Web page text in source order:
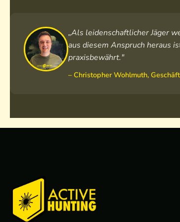
„Als leidenschaftlicher Jäger
aus diesem Anspruch heraus
praxisbewährt."
– Christopher Wohlmuth,